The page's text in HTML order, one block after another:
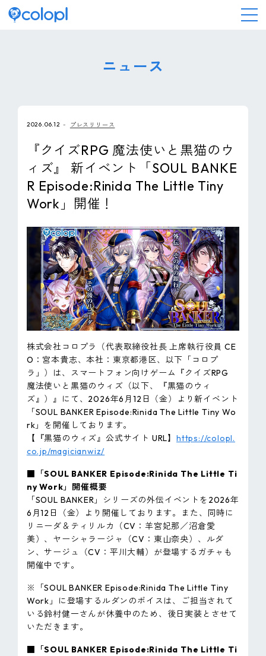
IR情報
採用情報
サステナビリティ
ピンマーク
ニュース
2026.06.12 プレスリリース
『クイズRPG 魔法使いと黒猫のウ
ィズ』 新イベント「SOUL BANKE
R Episode:Rinida The Little Tiny
Work」開催！
株式会社コロプラ（代表取締役社長 上席執行役員 CE
O：宮本貴志、本社：東京都港区、以下「コロプ
ラ」）は、スマートフォン向けゲーム『クイズRPG
魔法使いと黒猫のウィズ（以下、『黒猫のウィ
ズ』）』にて、2026年6月12日（金）より新イベント
「SOUL BANKER Episode:Rinida The Little Tiny Wo
rk」を開催しております。
【『黒猫のウィズ』公式サイト URL】https://colopl.
co.jp/magicianwiz/
■「SOUL BANKER Episode:Rinida The Little Ti
ny Work」開催概要
「SOUL BANKER」シリーズの外伝イベントを2026年
6月12日（金）より開催しております。また、同時に
リニーダ＆ティリルカ（CV：羊宮妃那／沼倉愛
美）、ヤーシャラージャ（CV：東山奈央）、ルダ
ン、サージュ（CV：平川大輔）が登場するガチャも
開催中です。
※「SOUL BANKER Episode:Rinida The Little Tiny
Work」に登場するルダンのボイスは、ご担当されて
いる鈴村健一さんが休養中のため、後日実装とさせて
いただきます。
■「SOUL BANKER Episode:Rinida The Little Ti